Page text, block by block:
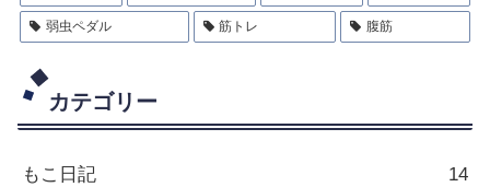
弱虫ペダル 筋トレ 腹筋
カテゴリー
もこ日記 14